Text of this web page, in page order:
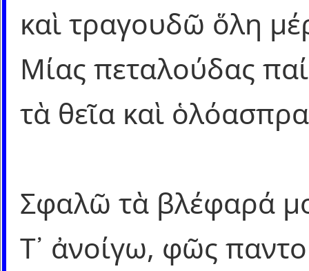
καὶ τραγουδῶ ὅλη
Μίας πεταλούδας
τὰ θεῖα καὶ
Σφαλῶ τὰ βλέφαρά
Τ᾿ ἀνοίγω, φῶς